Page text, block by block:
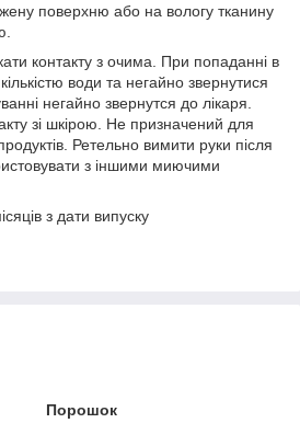
поверхню або на вологу тканину
контакту з очима. При попаданні в
води та негайно звернутися
негайно звернутся до лікаря.
зі шкірою. Не призначений для
Ретельно вимити руки після
з іншими миючими
з дати випуску
Порошок